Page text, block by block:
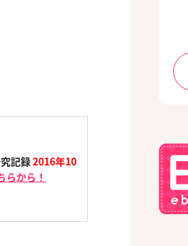
記録2016年10
から！